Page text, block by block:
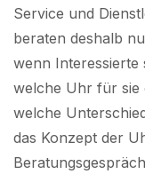
Service und
beraten deshalb
wenn Interessierte
welche Uhr für sie
welche
das Konzept der